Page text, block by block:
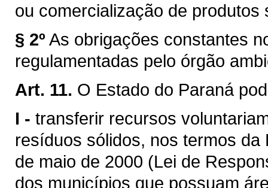
ou comercialização de
§ 2º As obrigações constantes
regulamentadas pelo órgão
Art. 11. O Estado do Paraná
I - transferir recursos
resíduos sólidos, nos termos da
de maio de 2000 (Lei de
dos municípios que possuam